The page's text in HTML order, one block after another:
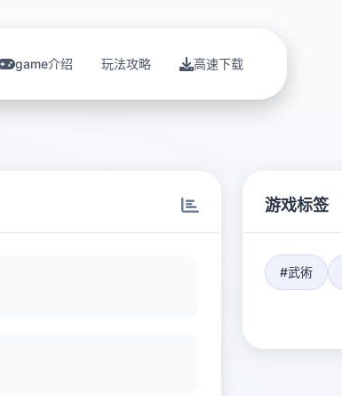
game介绍 玩法攻略 高速下载
游戏标签
#武術